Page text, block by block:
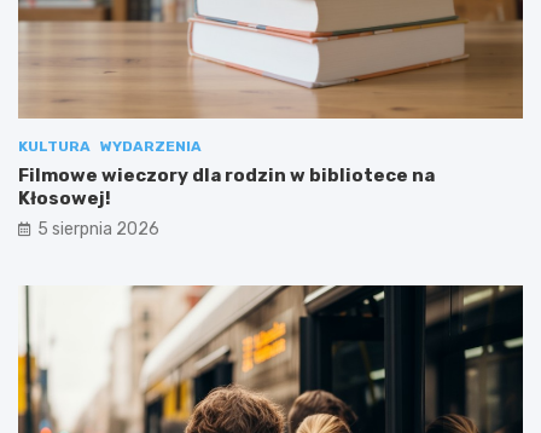
KULTURA WYDARZENIA
Filmowe wieczory dla rodzin w bibliotece na
Kłosowej!
5 sierpnia 2026